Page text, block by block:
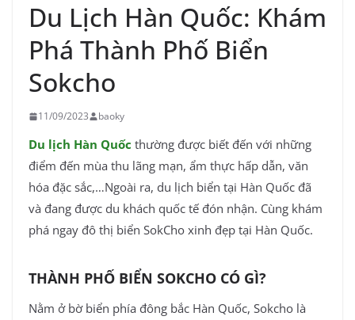
Du Lịch Hàn Quốc: Khám
Phá Thành Phố Biển
Sokcho
11/09/2023 baoky
Du lịch Hàn Quốc thường được biết đến với những
điểm đến mùa thu lãng mạn, ẩm thực hấp dẫn, văn
hóa đặc sắc,…Ngoài ra, du lịch biển tại Hàn Quốc đã
và đang được du khách quốc tế đón nhận. Cùng khám
phá ngay đô thị biển SokCho xinh đẹp tại Hàn Quốc.
THÀNH PHỐ BIỂN SOKCHO CÓ GÌ?
Nằm ở bờ biển phía đông bắc Hàn Quốc, Sokcho là